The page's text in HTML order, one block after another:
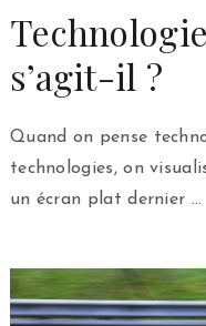
s’agit-il ?
Quand on pense
technologies, on
un écran plat dernier …